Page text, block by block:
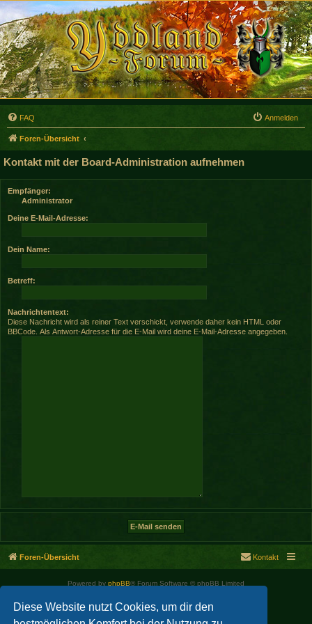
Diese Website nutzt Cookies, um dir den
FAQ Anmelden
Foren-Übersicht
Kontakt mit der Board-Administration aufnehmen
Empfänger:
Administrator
Deine E-Mail-Adresse:
Dein Name:
Betreff:
Nachrichtentext:
Diese Nachricht wird als reiner Text verschickt, verwende daher kein HTML oder
BBCode. Als Antwort-Adresse für die E-Mail wird deine E-Mail-Adresse angegeben.
Foren-Übersicht Kontakt
Powered by phpBB® Forum Software © phpBB Limited